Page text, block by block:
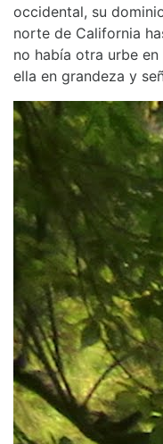
occidental, su
norte de California
no había otra urbe
ella en grandeza y